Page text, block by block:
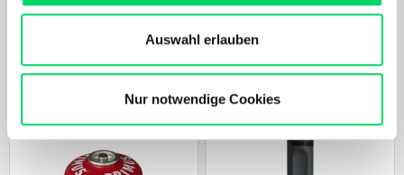
Unser Online Angebot sowie die Funktionalität und
Performance unserer Website wird kontinuierlich für Dich
Bergspezl verwendet Cookies, um Inhalte und Anzeigen
zu personalisieren, Funktionen für soziale Medien
anbieten zu können und die Zugriffe auf unsere Website
zu analysieren. Außerdem geben wir Informationen zu
Deiner Verwendung unserer Website an unsere Partner
Auswahl erlauben
Nur notwendige Cookies
79,99 €
Kanteen®TKPro
54,95 €